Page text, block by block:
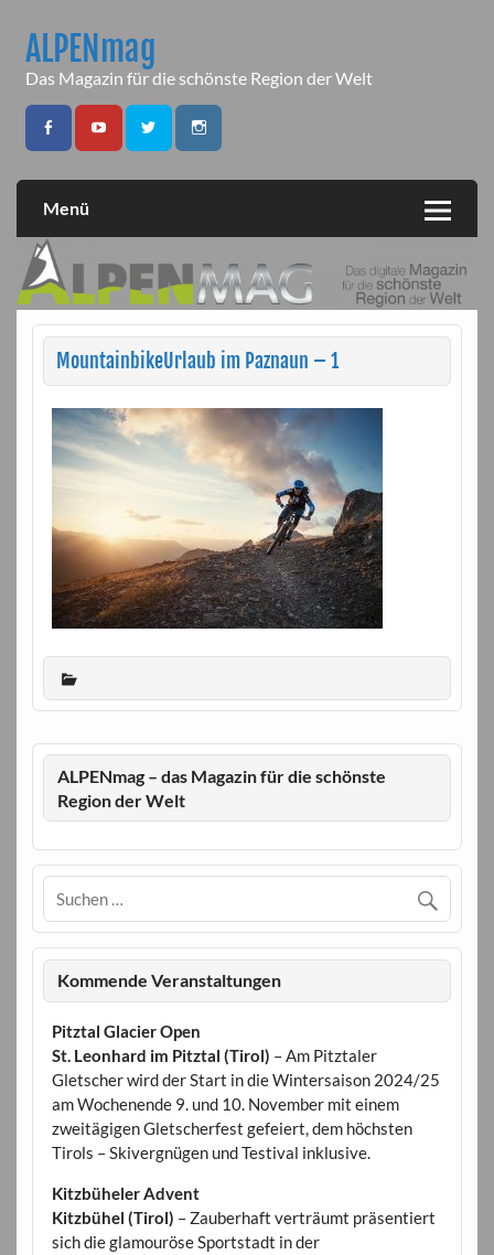
contentALPENmag
Das Magazin für die schönste Region der Welt
Menü
MountainbikeUrlaub im Paznaun – 1
ALPENmag – das Magazin für die schönste
Region der Welt
Kommende Veranstaltungen
Pitztal Glacier Open
St. Leonhard im Pitztal (Tirol) – Am Pitztaler
Gletscher wird der Start in die Wintersaison 2024/25
am Wochenende 9. und 10. November mit einem
zweitägigen Gletscherfest gefeiert, dem höchsten
Tirols – Skivergnügen und Testival inklusive.
Kitzbüheler Advent
Kitzbühel (Tirol) – Zauberhaft verträumt präsentiert
sich die glamouröse Sportstadt in der